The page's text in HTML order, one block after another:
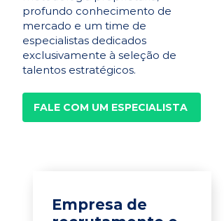
profundo conhecimento de
mercado e um time de
especialistas dedicados
exclusivamente à seleção de
talentos estratégicos.
FALE COM UM ESPECIALISTA
Empresa de